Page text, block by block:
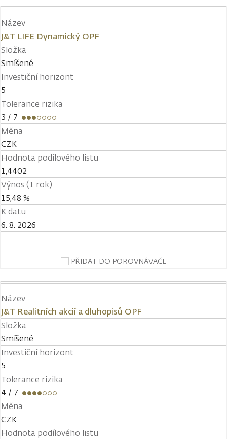
Název
J&T LIFE Dynamický OPF
Složka
Smíšené
Investiční horizont
5
Tolerance rizika
3 / 7
Měna
CZK
Hodnota podílového listu
1,4402
Výnos (1 rok)
15,48 %
K datu
6. 8. 2026
PŘIDAT DO POROVNÁVAČE
Název
J&T Realitních akcií a dluhopisů OPF
Složka
Smíšené
Investiční horizont
5
Tolerance rizika
4 / 7
Měna
CZK
Hodnota podílového listu